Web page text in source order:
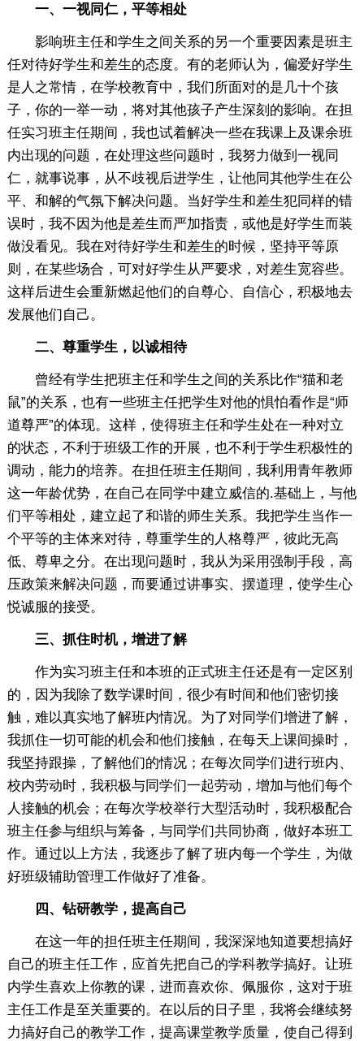
一、一视同仁，平等相处
影响班主任和学生之间关系的另一个重要因素是班主
任对待好学生和差生的态度。有的老师认为，偏爱好学生
是人之常情，在学校教育中，我们所面对的是几十个孩
子，你的一举一动，将对其他孩子产生深刻的影响。在担
任实习班主任期间，我也试着解决一些在我课上及课余班
内出现的问题，在处理这些问题时，我努力做到一视同
仁，就事说事，从不歧视后进学生，让他同其他学生在公
平、和解的气氛下解决问题。当好学生和差生犯同样的错
误时，我不因为他是差生而严加指责，或他是好学生而装
做没看见。我在对待好学生和差生的时候，坚持平等原
则，在某些场合，可对好学生从严要求，对差生宽容些。
这样后进生会重新燃起他们的自尊心、自信心，积极地去
发展他们自己。
二、尊重学生，以诚相待
曾经有学生把班主任和学生之间的关系比作“猫和老
鼠”的关系，也有一些班主任把学生对他的惧怕看作是“师
道尊严”的体现。这样，使得班主任和学生处在一种对立
的状态，不利于班级工作的开展，也不利于学生积极性的
调动，能力的培养。在担任班主任期间，我利用青年教师
这一年龄优势，在自己在同学中建立威信的.基础上，与他
们平等相处，建立起了和谐的师生关系。我把学生当作一
个平等的主体来对待，尊重学生的人格尊严，彼此无高
低、尊卑之分。在出现问题时，我从为采用强制手段，高
压政策来解决问题，而要通过讲事实、摆道理，使学生心
悦诚服的接受。
三、抓住时机，增进了解
作为实习班主任和本班的正式班主任还是有一定区别
的，因为我除了数学课时间，很少有时间和他们密切接
触，难以真实地了解班内情况。为了对同学们增进了解，
我抓住一切可能的机会和他们接触，在每天上课间操时，
我坚持跟操，了解他们的情况；在每次同学们进行班内、
校内劳动时，我积极与同学们一起劳动，增加与他们每个
人接触的机会；在每次学校举行大型活动时，我积极配合
班主任参与组织与筹备，与同学们共同协商，做好本班工
作。通过以上方法，我逐步了解了班内每一个学生，为做
好班级辅助管理工作做好了准备。
四、钻研教学，提高自己
在这一年的担任班主任期间，我深深地知道要想搞好
自己的班主任工作，应首先把自己的学科教学搞好。让班
内学生喜欢上你教的课，进而喜欢你、佩服你，这对于班
主任工作是至关重要的。在以后的日子里，我将会继续努
力搞好自己的教学工作，提高课堂教学质量，使自己得到